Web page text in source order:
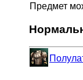
Предмет